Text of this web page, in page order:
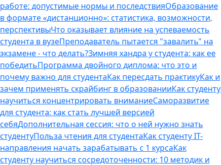
работе: допустимые нормы и последствияОбразование
в формате «дистанционно»: статистика, возможности,
перспективыЧто оказывает влияние на успеваемость
студента в вузеПреподаватель пытается "завалить" на
экзамене - что делать?Зимняя хандра у студента: как ее
победитьПрограмма двойного диплома: что это и
почему важно для студентаКак пересдать практикуКак и
зачем применять скрайбинг в образованииКак студенту
научиться концентрировать вниманиеСаморазвитие
для студента: как стать лучшей версией
себяДополнительная сессия: что о ней нужно знать
студентуПольза чтения для студентаКак студенту IT-
направления начать зарабатывать с 1 курсаКак
студенту научиться сосредоточенности: 10 методик и